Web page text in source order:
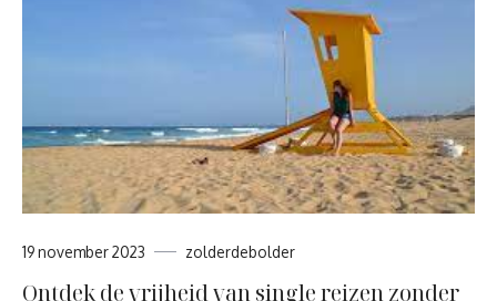
19 november 2023 zolderdebolder
Ontdek de vrijheid van single reizen zonder